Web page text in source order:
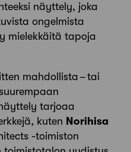
näyttely, joka
ongelmista
mielekkäitä tapoja
mahdollista – tai
tarjoaa
kuten Norihisa
-toimiston